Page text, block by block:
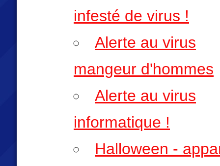
infesté de virus !
Alerte au virus
mangeur d'hommes
Alerte au virus
informatique !
Halloween -